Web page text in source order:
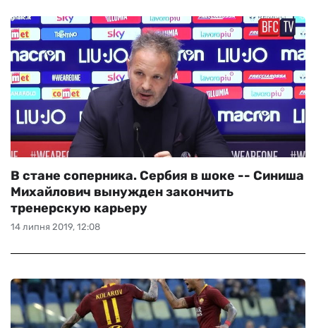
14 липня 2019, 12:08
В стане соперника. Сербия в шоке -- Синиша
Михайлович вынужден закончить
тренерскую карьеру